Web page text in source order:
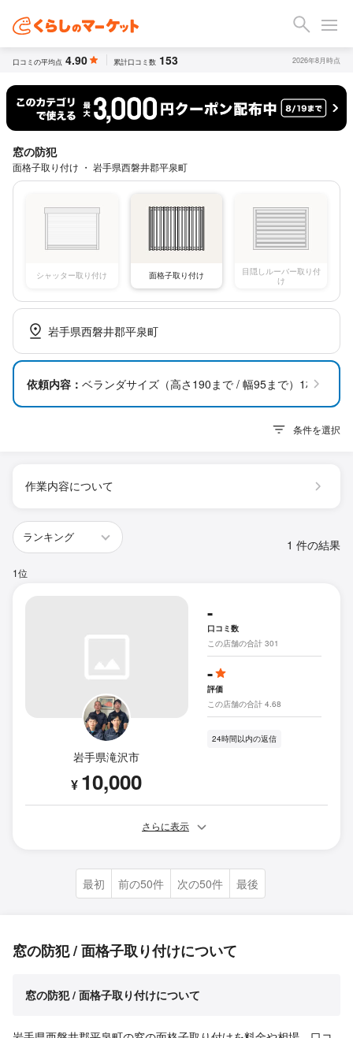
口コミの平均点 4.90 累計口コミ数 153 2026年8月時点
窓の防犯
面格子取り付け ・ 岩手県西磐井郡平泉町
シャッター取り付け 面格子取り付け
目隠しルーバー取り付
け
岩手県西磐井郡平泉町
依頼内容： ベランダサイズ（高さ190まで / 幅95まで）1枚
条件を選択
作業内容について
1 件の結果
1位
岩手県滝沢市
¥ 10,000
-
口コミ数
この店舗の合計 301
-
評価
この店舗の合計 4.68
24時間以内の返信
さらに表示
最初 前の50件 次の50件 最後
窓の防犯 / 面格子取り付けについて
窓の防犯 / 面格子取り付けについて